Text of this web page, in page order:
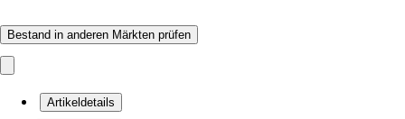
Bestand in anderen Märkten prüfen
Artikeldetails